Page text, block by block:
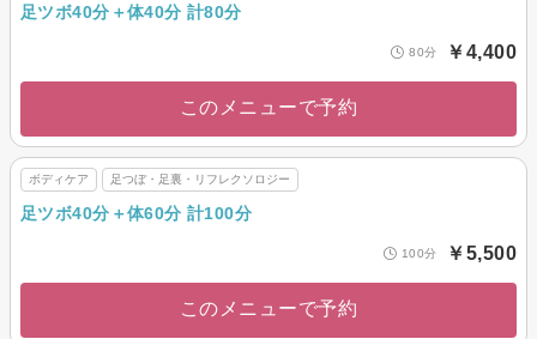
足ツボ40分＋体40分 計80分
80分 ￥4,400
このメニューで予約
ボディケア 足つぼ・足裏・リフレクソロジー
足ツボ40分＋体60分 計100分
100分 ￥5,500
このメニューで予約